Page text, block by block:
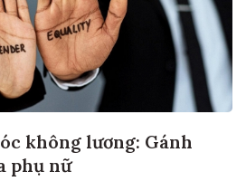
không lương: Gánh
phụ nữ